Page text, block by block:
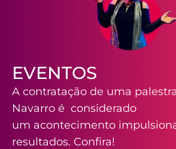
EVENTOS
A contratação de uma
Navarro é considerado
um acontecimento
resultados. Confira!